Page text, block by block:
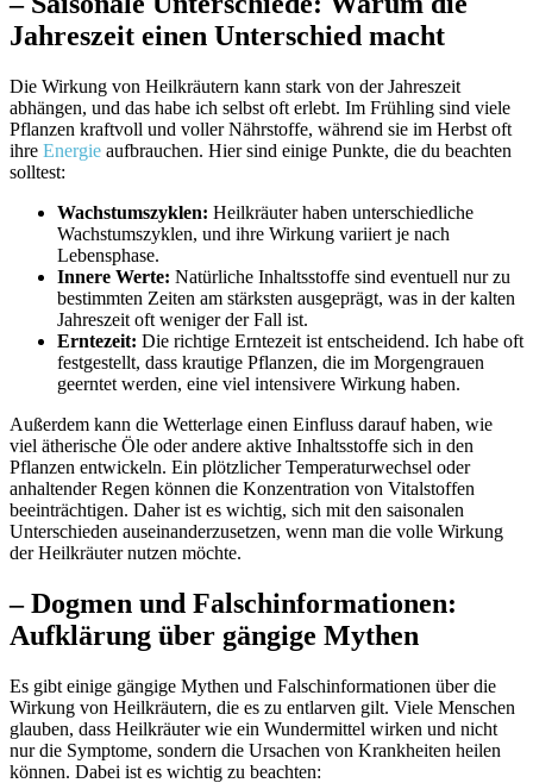
Jahreszeit einen Unterschied macht
Die Wirkung⁢ von Heilkräutern kann stark von der Jahreszeit
abhängen, und ⁤das habe ich selbst oft erlebt.‌ Im Frühling sind viele
Pflanzen kraftvoll und voller Nährstoffe, ⁢während sie⁢ im ⁤Herbst oft
‍ihre Energie aufbrauchen. Hier⁤ sind einige Punkte, die du‌ beachten
solltest:
Wachstumszyklen: Heilkräuter haben unterschiedliche
Wachstumszyklen, und ihre ​Wirkung variiert je⁣ nach
Lebensphase.
Innere Werte: Natürliche Inhaltsstoffe sind​ eventuell nur zu
bestimmten Zeiten ⁤am stärksten ausgeprägt, was‍ in der kalten
Jahreszeit oft weniger⁢ der ⁣Fall ⁢ist.
Erntezeit: Die richtige Erntezeit ist entscheidend.⁣ Ich habe‍ oft
festgestellt, dass krautige Pflanzen,‌ die im Morgengrauen
geerntet ​werden, ‌eine viel​ intensivere‍ Wirkung haben.
Außerdem ‍kann die⁣ Wetterlage einen⁤ Einfluss​ darauf haben, wie
viel ätherische‌ Öle oder andere​ aktive Inhaltsstoffe ⁢sich in den
Pflanzen entwickeln.​ Ein plötzlicher Temperaturwechsel oder
anhaltender Regen können die Konzentration von Vitalstoffen
beeinträchtigen. ‍Daher ist es ⁣wichtig, ⁣sich ‌mit den saisonalen
Unterschieden auseinanderzusetzen, wenn man die volle Wirkung
‍der Heilkräuter nutzen möchte.
– Dogmen und ⁢Falschinformationen:
Aufklärung über gängige Mythen
Es gibt ‍einige gängige ⁣Mythen und Falschinformationen⁢ über die
Wirkung von Heilkräutern, die ⁢es zu entlarven gilt. Viele⁢ Menschen
glauben, dass ⁤Heilkräuter wie ein Wundermittel wirken und nicht
nur ‌die Symptome, sondern ⁢die⁢ Ursachen von Krankheiten heilen
können. Dabei ist es⁤ wichtig ⁤zu beachten: